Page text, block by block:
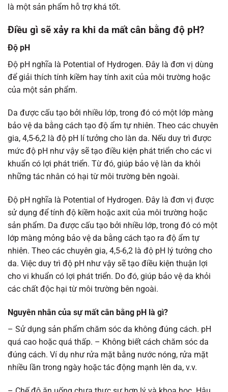
là một sản phẩm hỗ trợ khá tốt.
Điều gì sẽ xảy ra khi da mất cân bằng độ pH?
Độ pH
Độ pH nghĩa là Potential of Hydrogen. Đây là đơn vị dùng
để giải thích tính kiềm hay tính axit của môi trường hoặc
của một sản phẩm.
Da được cấu tạo bởi nhiều lớp, trong đó có một lớp màng
bảo vệ da bằng cách tạo độ ẩm tự nhiên. Theo các chuyên
gia, 4,5-6,2 là độ pH lí tưởng cho làn da. Nếu duy trì được
mức độ pH như vậy sẽ tạo điều kiện phát triển cho các vi
khuẩn có lợi phát triển. Từ đó, giúp bảo vệ làn da khỏi
những tác nhân có hại từ môi trường bên ngoài.
Độ pH nghĩa là Potential of Hydrogen. Đây là đơn vị được
sử dụng để tính độ kiềm hoặc axit của môi trường hoặc
sản phẩm. Da được cấu tạo bởi nhiều lớp, trong đó có một
lớp màng mỏng bảo vệ da bằng cách tạo ra độ ẩm tự
nhiên. Theo các chuyên gia, 4,5-6,2 là độ pH lý tưởng cho
da. Việc duy trì độ pH như vậy sẽ tạo điều kiện thuận lợi
cho vi khuẩn có lợi phát triển. Do đó, giúp bảo vệ da khỏi
các chất độc hại từ môi trường bên ngoài.
Nguyên nhân của sự mất cân bằng pH là gì?
– Sử dụng sản phẩm chăm sóc da không đúng cách. pH
quá cao hoặc quá thấp. – Không biết cách chăm sóc da
đúng cách. Ví dụ như rửa mặt bằng nước nóng, rửa mặt
nhiều lần trong ngày hoặc tác động mạnh lên da, v.v.